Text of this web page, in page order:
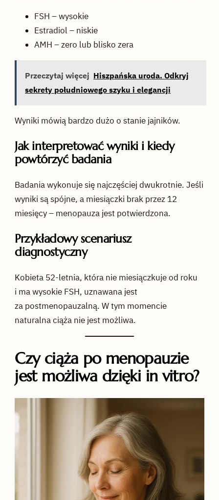
FSH – wysokie
Estradiol – niskie
AMH – zero lub blisko zera
Przeczytaj więcej Hiszpańska uroda. Odkryj
sekrety południowego szyku i elegancji
Wyniki mówią bardzo dużo o stanie jajników.
Jak interpretować wyniki i kiedy
powtórzyć badania
Badania wykonuje się najczęściej dwukrotnie. Jeśli
wyniki są spójne, a miesiączki brak przez 12
miesięcy – menopauza jest potwierdzona.
Przykładowy scenariusz
diagnostyczny
Kobieta 52-letnia, która nie miesiączkuje od roku
i ma wysokie FSH, uznawana jest
za postmenopauzalną. W tym momencie
naturalna ciąża nie jest możliwa.
Czy ciąża po menopauzie
jest możliwa dzięki in vitro?